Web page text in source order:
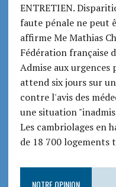
ENTRETIEN.
faute pénale ne peut
affirme Me Mathias
Fédération française
Admise aux
attend six jours sur
contre l'avis des
une situation
Les cambriolages en
de 18 700 logements
NOTRE OPINION